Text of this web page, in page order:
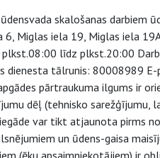
skalošanas darbiem
6, Miglas iela 19, Miglas iela
līdz plkst.20:00
tālrunis: 80008989 E-
pārtraukuma ilgums ir
dēļ (tehnisko sarežģījumu,
var tikt atjaunota pirms
un ūdens-gaisa
(ēku apsaimniekotājiem) ir